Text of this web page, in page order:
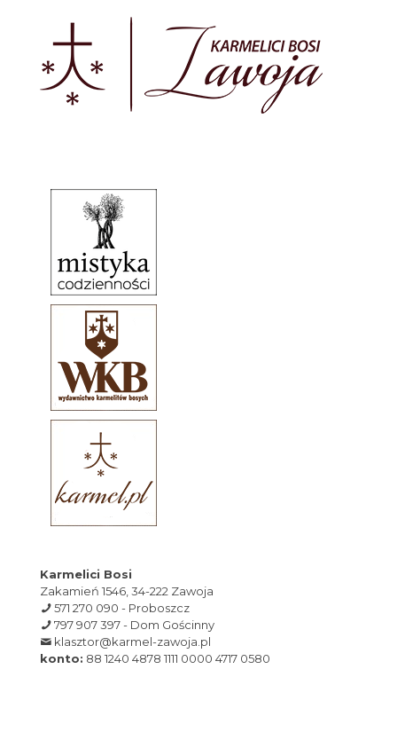
Karmelici Bosi
Zakamień 1546, 34-222 Zawoja
571 270 090 - Proboszcz
797 907 397 - Dom Gościnny
klasztor@karmel-zawoja.pl
konto: 88 1240 4878 1111 0000 4717 0580